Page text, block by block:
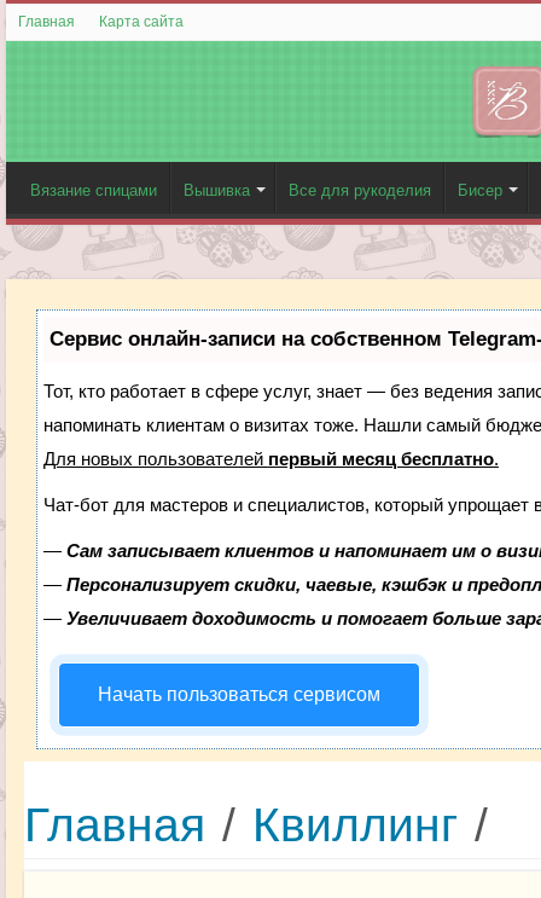
Главная Карта сайта
Вязание спицами Вышивка Все для рукоделия Бисер
Сервис онлайн-записи на собственном
Тот, кто работает в сфере услуг, знает — без ведения
напоминать клиентам о визитах тоже. Нашли самый
Для новых пользователей первый месяц бесплатно.
Чат-бот для мастеров и специалистов, который упрощает
— Сам записывает клиентов и напоминает им о
— Персонализирует скидки, чаевые, кэшбэк и
— Увеличивает доходимость и помогает больше
Начать пользоваться сервисом
Главная / Квиллинг /